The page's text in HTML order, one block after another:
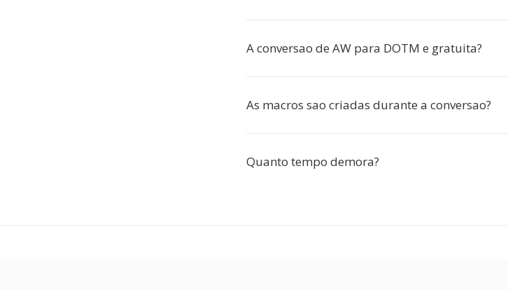
A conversao de AW para DOTM e gratuita?
As macros sao criadas durante a conversao?
Quanto tempo demora?